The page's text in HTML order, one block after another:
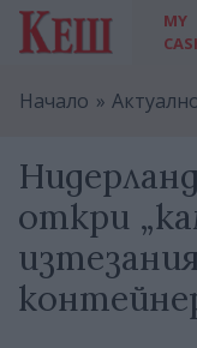
MY
Начало
откри